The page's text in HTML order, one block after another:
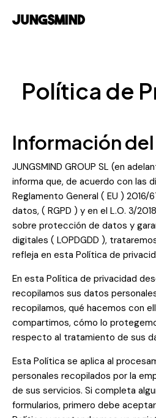
Política de
Información
JUNGSMIND GROUP SL (en
informa que, de acuerdo con las
Reglamento General ( EU )
datos, ( RGPD ) y en el L.O. 3/
sobre protección de datos y
digitales ( LOPDGDD ),
refleja en esta Política de
En esta Política de privacidad
recopilamos sus datos
recopilamos, qué hacemos con
compartimos, cómo lo
respecto al tratamiento de sus
Esta Política se aplica al
personales recopilados por la
de sus servicios. Si completa
formularios, primero debe